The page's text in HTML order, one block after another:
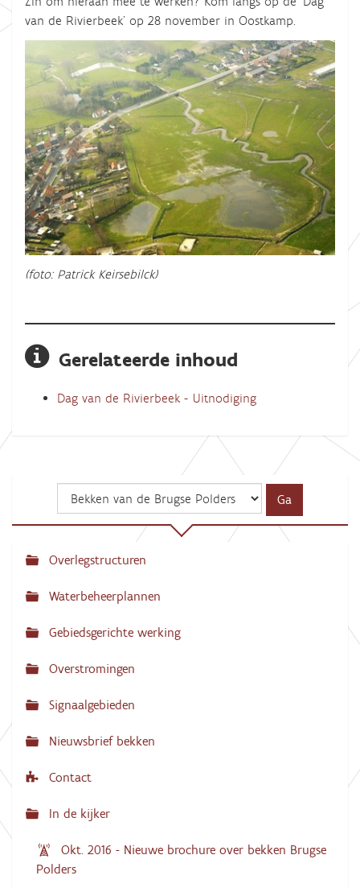
van de Rivierbeek' op 28 november in Oostkamp.
(foto: Patrick Keirsebilck)
Gerelateerde inhoud
Dag van de Rivierbeek - Uitnodiging
N
a
i
g
t
Overlegstructuren
Waterbeheerplannen
Gebiedsgerichte werking
Overstromingen
Signaalgebieden
Nieuwsbrief bekken
Contact
In de kijker
Okt. 2016 - Nieuwe brochure over bekken Brugse
Polders